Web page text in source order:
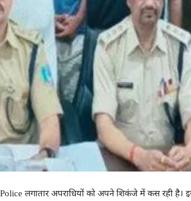
लगातार अपराधियों को अपने शिकंजे में कस रही है।